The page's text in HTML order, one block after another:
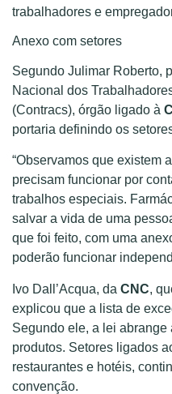
trabalhadores e
Anexo com setores
Segundo Julimar Roberto,
Nacional dos
(Contracs), órgão ligado à
portaria definindo os
“Observamos que existem
precisam funcionar por
trabalhos especiais.
salvar a vida de uma
que foi feito, com uma
poderão funcionar
Ivo Dall’Acqua, da CNC,
explicou que a lista de
Segundo ele, a lei
produtos. Setores ligados
restaurantes e hotéis,
convenção.